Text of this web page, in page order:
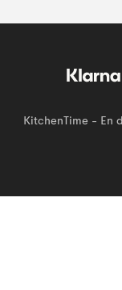
KitchenTime - En